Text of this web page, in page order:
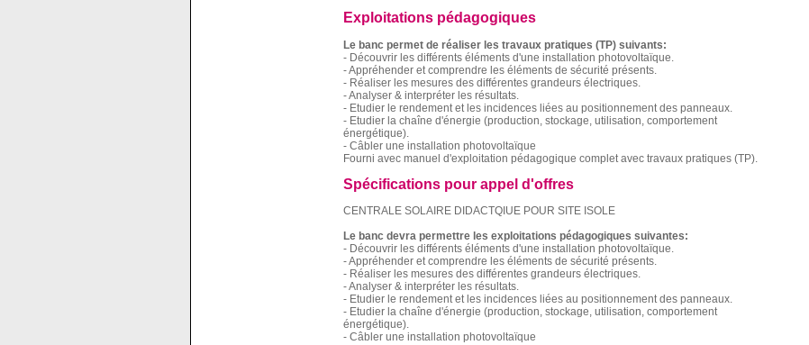
Exploitations pédagogiques
Le banc permet de réaliser les travaux pratiques (TP) suivants:
- Découvrir les différents éléments d'une installation photovoltaïque.
- Appréhender et comprendre les éléments de sécurité présents.
- Réaliser les mesures des différentes grandeurs électriques.
- Analyser & interpréter les résultats.
- Etudier le rendement et les incidences liées au positionnement des panneaux.
- Etudier la chaîne d'énergie (production, stockage, utilisation, comportement
énergétique).
- Câbler une installation photovoltaïque
Fourni avec manuel d'exploitation pédagogique complet avec travaux pratiques (TP).
Spécifications pour appel d'offres
CENTRALE SOLAIRE DIDACTQIUE POUR SITE ISOLE
Le banc devra permettre les exploitations pédagogiques suivantes:
- Découvrir les différents éléments d'une installation photovoltaïque.
- Appréhender et comprendre les éléments de sécurité présents.
- Réaliser les mesures des différentes grandeurs électriques.
- Analyser & interpréter les résultats.
- Etudier le rendement et les incidences liées au positionnement des panneaux.
- Etudier la chaîne d'énergie (production, stockage, utilisation, comportement
énergétique).
- Câbler une installation photovoltaïque